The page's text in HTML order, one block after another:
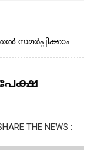
സമർപ്പിക്കാം
THE NEWS :